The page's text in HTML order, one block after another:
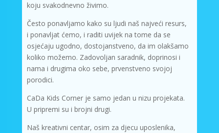
koju svakodnevno živimo.
Često ponavljamo kako su ljudi naš najveći resurs,
i ponavljat ćemo, i raditi uvijek na tome da se
osjećaju ugodno, dostojanstveno, da im olakšamo
koliko možemo. Zadovoljan saradnik, doprinosi i
nama i drugima oko sebe, prvenstveno svojoj
porodici.
CaDa Kids Corner je samo jedan u nizu projekata.
U pripremi su i brojni drugi.
Naš kreativni centar, osim za djecu uposlenika,